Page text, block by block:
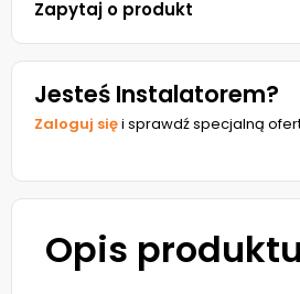
Zapytaj o produkt
Jesteś Instalatorem?
Zaloguj sięi sprawdź specjalną
Opis produktu